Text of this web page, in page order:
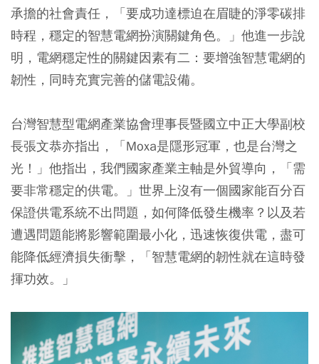
承擔的社會責任，「要成功達標迫在眉睫的淨零碳排
時程，穩定的智慧電網扮演關鍵角色。」他進一步說
明，電網穩定性的關鍵因素有二：要增強智慧電網的
韌性，同時充實完善的儲電設備。
台灣智慧型電網產業協會理事長暨國立中正大學副校
長張文恭亦指出，「Moxa是隱形冠軍，也是台灣之
光！」他指出，我們國家產業主軸是外貿導向，「需
要非常穩定的供電。」世界上沒有一個國家能百分百
保證供電系統不出問題，如何降低發生機率？以及若
遭遇問題能將影響範圍最小化，迅速恢復供電，盡可
能降低經濟損失衝擊，「智慧電網的韌性就在這時發
揮功效。」